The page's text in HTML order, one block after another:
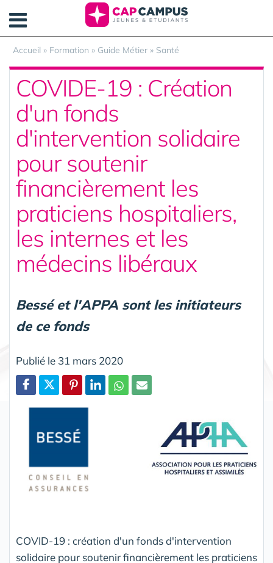
Accueil » Formation » Guide Métier » Santé
COVIDE-19 : Création
d'un fonds
d'intervention solidaire
pour soutenir
financièrement les
praticiens hospitaliers,
les internes et les
médecins libéraux
Bessé et l'APPA sont les initiateurs
de ce fonds
Publié le 31 mars 2020
COVID-19 : création d'un fonds d'intervention
solidaire pour soutenir financièrement les praticiens
Panneau de gestion des cookies